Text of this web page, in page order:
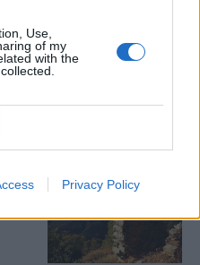
Use,
of my
with the
Privacy Policy
η
της